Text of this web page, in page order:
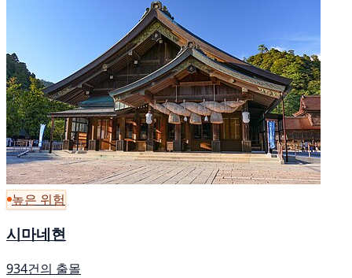
높은 위험
시마네현
934건의 출몰